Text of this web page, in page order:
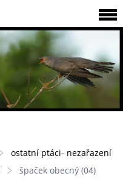
ostatní ptáci- nezařazení
špaček obecný (04)